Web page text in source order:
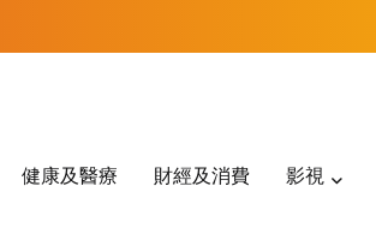
健康及醫療 財經及消費 影視